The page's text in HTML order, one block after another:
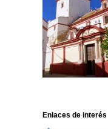
Enlaces de interés